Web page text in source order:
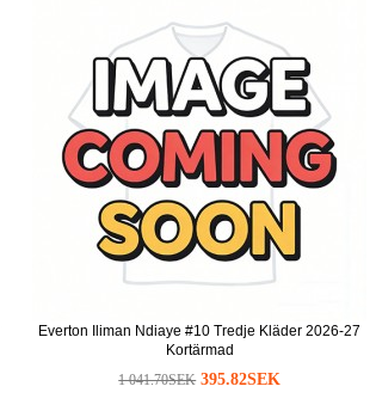
Everton Iliman Ndiaye #10 Tredje Kläder 2026-27
Kortärmad
1 041.70SEK 395.82SEK